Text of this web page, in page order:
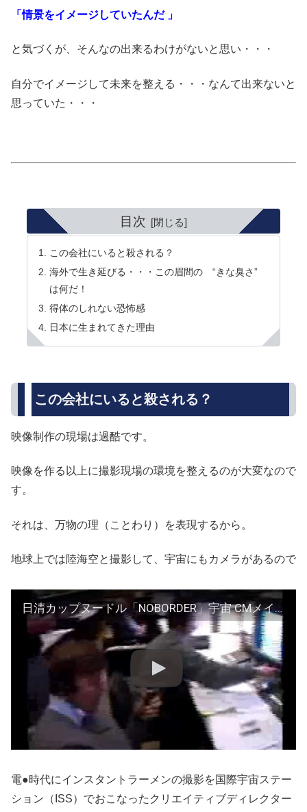
「情景をイメージしていたんだ 」
と気づくが、そんなの出来るわけがないと思い・・・
自分でイメージして未来を整える・・・なんて出来ないと
思っていた・・・
目次
この会社にいると殺される？
海外で生き延びる・・・この眉間の “きな臭さ”
は何だ！
得体のしれない恐怖感
日本に生まれてきた理由
この会社にいると殺される？
映像制作の現場は過酷です。
映像を作る以上に撮影現場の環境を整えるのが大変なので
す。
それは、万物の理（ことわり）を表現するから。
地球上では陸海空と撮影して、宇宙にもカメラがあるので
日清カップヌードル「NOBORDER」宇宙 CMメイキング
電●時代にインスタントラーメンの撮影を国際宇宙ステー
ション（ISS）でおこなったクリエイティブディレクター